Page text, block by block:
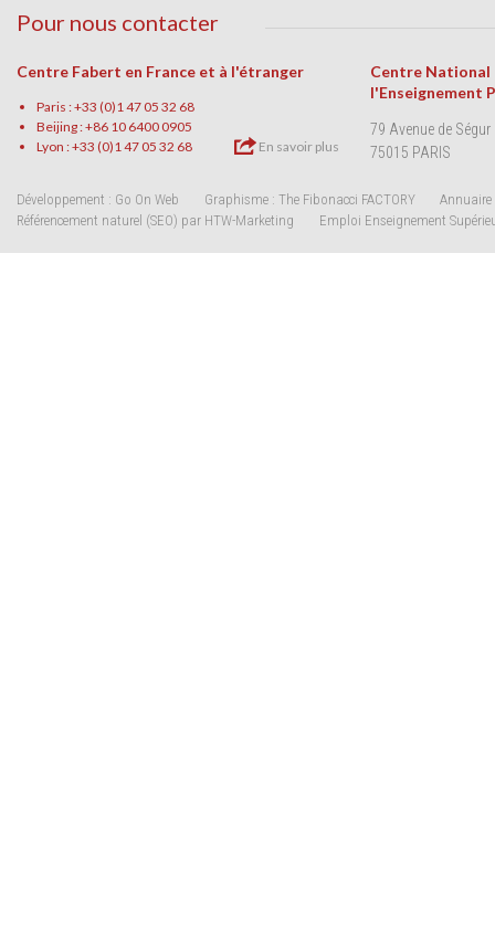
Pour nous contacter
Centre Fabert en France et à l'étranger
Paris : +33 (0)1 47 05 32 68
Beijing : +86 10 6400 0905
Lyon : +33 (0)1 47 05 32 68
En savoir plus
Centre National
l'Enseignement
79 Avenue de Ségur
75015 PARIS
Développement : Go On Web Graphisme : The Fibonacci FACTORY
Annuaire
Référencement naturel (SEO) par HTW-Marketing
Emploi Enseignement